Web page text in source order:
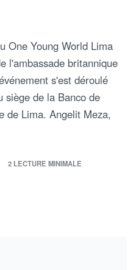
One Young World Lima
l'ambassade britannique
s'est déroulé
siège de la Banco de
de Lima. Angelit Meza,
2 LECTURE MINIMALE